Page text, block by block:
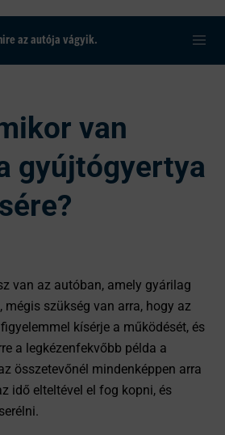
az autója vágyik.
van
gyújtógyertya
van az autóban, amely gyárilag
mégis szükség van arra, hogy az
kísérje a működését, és
a legkézenfekvőbb példa a
összetevőnél mindenképpen arra
idő elteltével el fog kopni, és